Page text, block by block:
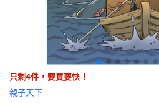
只剩4件， 要買要快！
親子天下